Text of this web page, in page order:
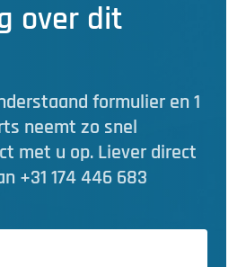
over dit
formulier en 1
neemt zo snel
met u op. Liever direct
+31 174 446 683